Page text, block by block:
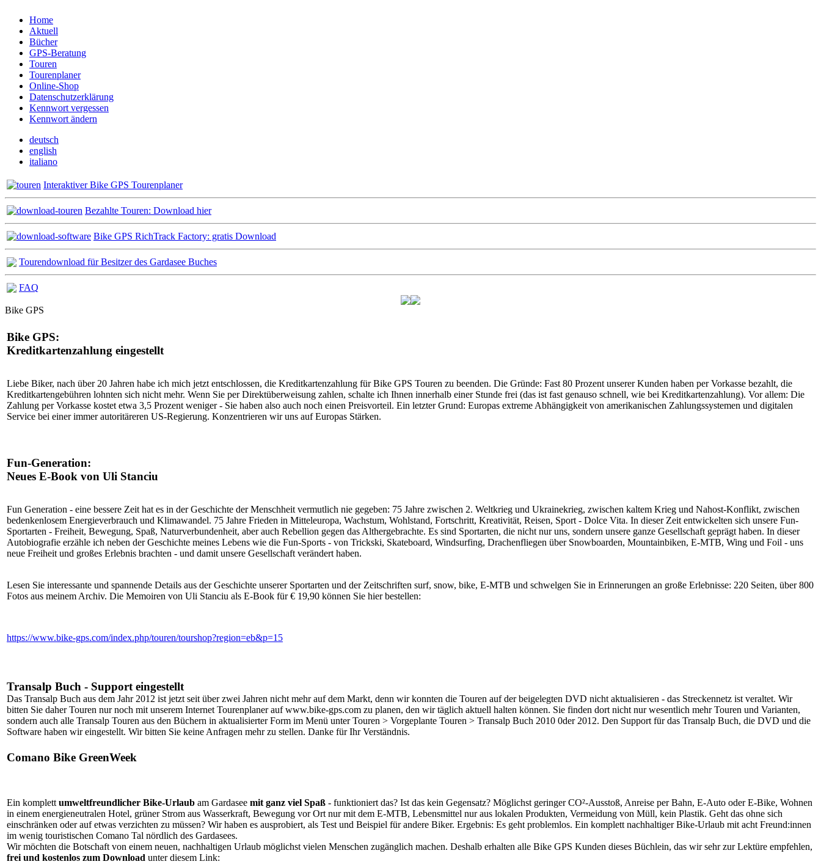
Home
Aktuell
Bücher
GPS-Beratung
Touren
Tourenplaner
Online-Shop
Datenschutzerklärung
Kennwort vergessen
Kennwort ändern
deutsch
english
italiano
Interaktiver Bike GPS Tourenplaner
Bezahlte Touren: Download hier
Bike GPS RichTrack Factory: gratis Download
Tourendownload für Besitzer des Gardasee Buches
FAQ
Bike GPS
Bike GPS:
Kreditkartenzahlung eingestellt
Liebe Biker, nach über 20 Jahren habe ich mich jetzt entschlossen, die Kreditkartenzahlung für Bike GPS Touren zu beenden. Die Gründe: Fast 80 Prozent unserer Kunden haben per Vorkasse bezahlt, die
Kreditkartengebühren lohnten sich nicht mehr. Wenn Sie per Direktüberweisung zahlen, schalte ich Ihnen innerhalb einer Stunde frei (das ist fast genauso schnell, wie bei Kreditkartenzahlung). Vor allem: Die
Zahlung per Vorkasse kostet etwa 3,5 Prozent weniger - Sie haben also auch noch einen Preisvorteil. Ein letzter Grund: Europas extreme Abhängigkeit von amerikanischen Zahlungssystemen und digitalen
Service bei einer immer autoritäreren US-Regierung. Konzentrieren wir uns auf Europas Stärken.
Fun-Generation:
Neues E-Book von Uli Stanciu
Fun Generation - eine bessere Zeit hat es in der Geschichte der Menschheit vermutlich nie gegeben: 75 Jahre zwischen 2. Weltkrieg und Ukrainekrieg, zwischen kaltem Krieg und Nahost-Konflikt, zwischen
bedenkenlosem Energieverbrauch und Klimawandel. 75 Jahre Frieden in Mitteleuropa, Wachstum, Wohlstand, Fortschritt, Kreativität, Reisen, Sport - Dolce Vita. In dieser Zeit entwickelten sich unsere Fun-
Sportarten - Freiheit, Bewegung, Spaß, Naturverbundenheit, aber auch Rebellion gegen das Althergebrachte. Es sind Sportarten, die nicht nur uns, sondern unsere ganze Gesellschaft geprägt haben. In dieser
Autobiografie erzähle ich neben der Geschichte meines Lebens wie die Fun-Sports - von Trickski, Skateboard, Windsurfing, Drachenfliegen über Snowboarden, Mountainbiken, E-MTB, Wing und Foil - uns
neue Freiheit und großes Erlebnis brachten - und damit unsere Gesellschaft verändert haben.
Lesen Sie interessante und spannende Details aus der Geschichte unserer Sportarten und der Zeitschriften surf, snow, bike, E-MTB und schwelgen Sie in Erinnerungen an große Erlebnisse: 220 Seiten, über 800
Fotos aus meinem Archiv. Die Memoiren von Uli Stanciu als E-Book für € 19,90 können Sie hier bestellen:
https://www.bike-gps.com/index.php/touren/tourshop?region=eb&p=15
Transalp Buch - Support eingestellt
Das Transalp Buch aus dem Jahr 2012 ist jetzt seit über zwei Jahren nicht mehr auf dem Markt, denn wir konnten die Touren auf der beigelegten DVD nicht aktualisieren - das Streckennetz ist veraltet. Wir
bitten Sie daher Touren nur noch mit unserem Internet Tourenplaner auf www.bike-gps.com zu planen, den wir täglich aktuell halten können. Sie finden dort nicht nur wesentlich mehr Touren und Varianten,
sondern auch alle Transalp Touren aus den Büchern in aktualisierter Form im Menü unter Touren > Vorgeplante Touren > Transalp Buch 2010 0der 2012. Den Support für das Transalp Buch, die DVD und die
Software haben wir eingestellt. Wir bitten Sie keine Anfragen mehr zu stellen. Danke für Ihr Verständnis.
Comano Bike GreenWeek
Ein komplettumweltfreundlicher Bike-Urlaub am Gardasee mit ganz viel Spaß - funktioniert das? Ist das kein Gegensatz? Möglichst geringer CO²-Ausstoß, Anreise per Bahn, E-Auto oder E-Bike, Wohnen
in einem energieneutralen Hotel, grüner Strom aus Wasserkraft, Bewegung vor Ort nur mit dem E-MTB, Lebensmittel nur aus lokalen Produkten, Vermeidung von Müll, kein Plastik. Geht das ohne sich
einschränken oder auf etwas verzichten zu müssen? Wir haben es ausprobiert, als Test und Beispiel für andere Biker. Ergebnis: Es geht problemlos. Ein komplett nachhaltiger Bike-Urlaub mit acht Freund:innen
im wenig touristischen Comano Tal nördlich des Gardasees.
Wir möchten die Botschaft von einem neuen, nachhaltigen Urlaub möglichst vielen Menschen zugänglich machen. Deshalb erhalten alle Bike GPS Kunden dieses Büchlein, das wir sehr zur Lektüre empfehlen,
frei und kostenlos zum Download unter diesem Link: